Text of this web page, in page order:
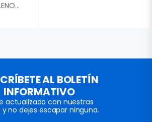
COMPUTADOR LENOVO M83 SFF REFURBISHED INTEL CORE I3-4130 GEN 4TH SSD 128GB MEMORIA RAM 4GB
AL BOLETÍN
INFORMATIVO
actualizado con nuestras
no dejes escapar ninguna.